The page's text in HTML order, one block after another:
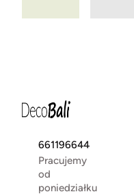
661196644
Pracujemy
od
poniedziałku